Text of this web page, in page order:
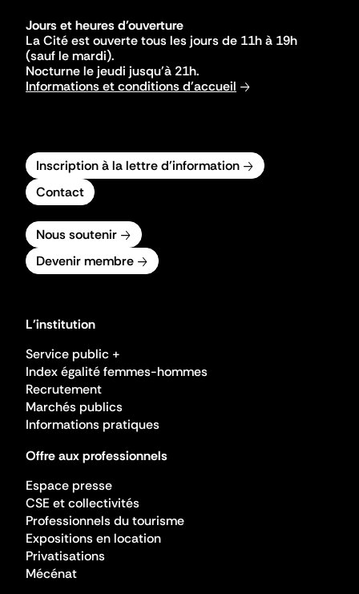
Jours et heures d'ouverture
La Cité est ouverte tous les jours de 11h à 19h
(sauf le mardi).
Nocturne le jeudi jusqu'à 21h.
Informations et conditions d'accueil
Inscription à la lettre d'information
Contact
Nous soutenir
Devenir membre
L'institution
Service public +
Index égalité femmes-hommes
Recrutement
Marchés publics
Informations pratiques
Offre aux professionnels
Espace presse
CSE et collectivités
Professionnels du tourisme
Expositions en location
Privatisations
Mécénat